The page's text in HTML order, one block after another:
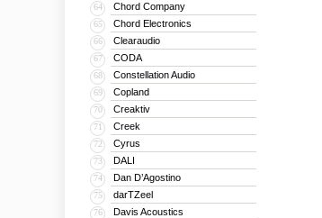
64 Chord Company
65 Chord Electronics
66 Clearaudio
67 CODA
68 Constellation Audio
69 Copland
70 Creaktiv
71 Creek
72 Cyrus
73 DALI
74 Dan D’Agostino
75 darTZeel
76 Davis Acoustics